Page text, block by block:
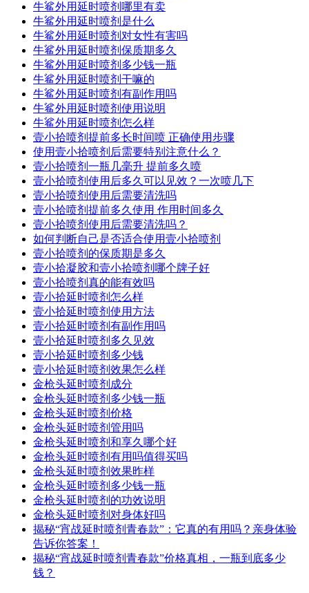
牛鲨外用延时喷剂哪里有卖
牛鲨外用延时喷剂是什么
牛鲨外用延时喷剂对女性有害吗
牛鲨外用延时喷剂保质期多久
牛鲨外用延时喷剂多少钱一瓶
牛鲨外用延时喷剂干嘛的
牛鲨外用延时喷剂有副作用吗
牛鲨外用延时喷剂使用说明
牛鲨外用延时喷剂怎么样
壹小拾喷剂提前多长时间喷 正确使用步骤
使用壹小拾喷剂后需要特别注意什么？
壹小拾喷剂一瓶几毫升 提前多久喷
壹小拾喷剂使用后多久可以见效？一次喷几下
壹小拾喷剂使用后需要清洗吗
壹小拾喷剂提前多久使用 作用时间多久
壹小拾喷剂使用后需要清洗吗？
如何判断自己是否适合使用壹小拾喷剂
壹小拾喷剂的保质期是多久
壹小拾凝胶和壹小拾喷剂哪个牌子好
壹小拾喷剂真的能有效吗
壹小拾延时喷剂怎么样
壹小拾延时喷剂使用方法
壹小拾延时喷剂有副作用吗
壹小拾延时喷剂多久见效
壹小拾延时喷剂多少钱
壹小拾延时喷剂效果怎么样
金枪头延时喷剂成分
金枪头延时喷剂多少钱一瓶
金枪头延时喷剂价格
金枪头延时喷剂管用吗
金枪头延时喷剂和享久哪个好
金枪头延时喷剂有用吗值得买吗
金枪头延时喷剂效果昨样
金枪头延时喷剂多少钱一瓶
金枪头延时喷剂的功效说明
金枪头延时喷剂对身体好吗
揭秘“宵战延时喷剂青春款”：它真的有用吗？亲身体验
告诉你答案！
揭秘“宵战延时喷剂青春款”价格真相，一瓶到底多少
钱？